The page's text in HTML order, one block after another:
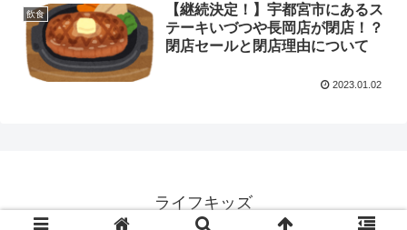
飲食
【継続決定！】宇都宮市にあるス
テーキいづつや長岡店が閉店！？
閉店セールと閉店理由について
2023.01.02
ライフキッズ